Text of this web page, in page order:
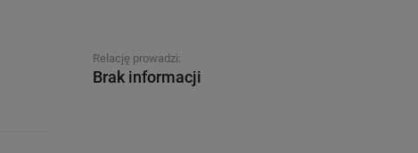
Relację prowadzi:
Brak informacji